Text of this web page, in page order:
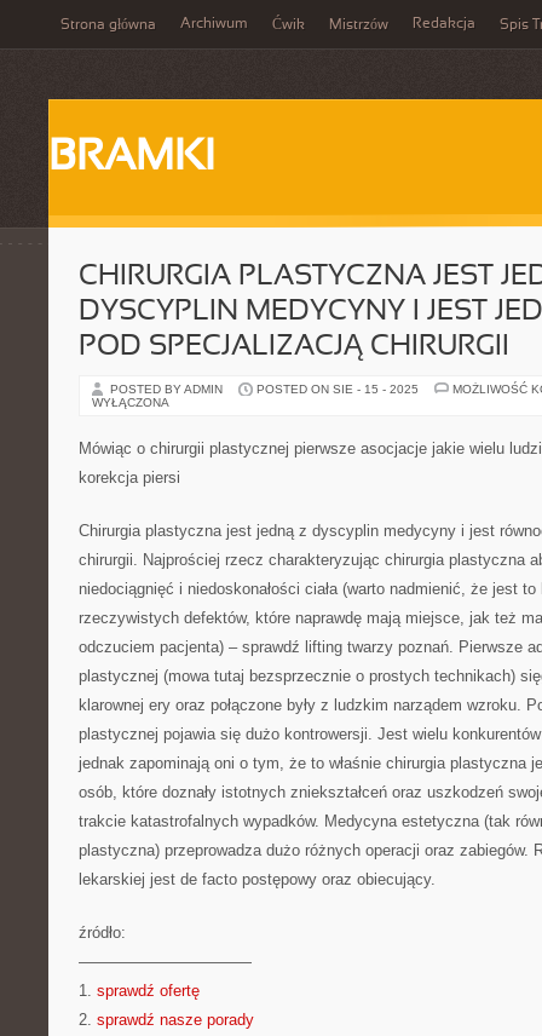
Strona główna Archiwum Ćwik Mistrzów Redakcja Spis
BRAMKI
CHIRURGIA PLASTYCZNA JEST
DYSCYPLIN MEDYCYNY I JEST
POD SPECJALIZACJĄ CHIRURGII
POSTED BY ADMIN POSTED ON SIE - 15 - 2025
MOŻLIWOŚĆ
WYŁĄCZONA
Mówiąc o chirurgii plastycznej pierwsze asocjacje jakie wielu
korekcja piersi
Chirurgia plastyczna jest jedną z dyscyplin medycyny i jest
chirurgii. Najprościej rzecz charakteryzując chirurgia plastyczna
niedociągnięć i niedoskonałości ciała (warto nadmienić, że jest
rzeczywistych defektów, które naprawdę mają miejsce, jak też
odczuciem pacjenta) – sprawdź lifting twarzy poznań. Pierwsze
plastycznej (mowa tutaj bezsprzecznie o prostych technikach)
klarownej ery oraz połączone były z ludzkim narządem wzroku.
plastycznej pojawia się dużo kontrowersji. Jest wielu
jednak zapominają oni o tym, że to właśnie chirurgia plastyczna
osób, które doznały istotnych zniekształceń oraz uszkodzeń
trakcie katastrofalnych wypadków. Medycyna estetyczna (tak
plastyczna) przeprowadza dużo różnych operacji oraz zabiegów.
lekarskiej jest de facto postępowy oraz obiecujący.
źródło:
———————————
1. sprawdź ofertę
2. sprawdź nasze porady